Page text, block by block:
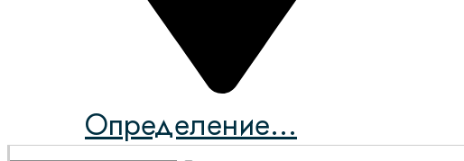
Определение...